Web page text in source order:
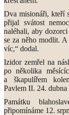
Dva misionáři, kteří
přijal svátost
naléhali, aby
se za něho modlit.
víc,“ dodal.
Izidor zemřel na
po několika
a škapulířem
Pavlem II. 24.
Památku
připomínáme 12.